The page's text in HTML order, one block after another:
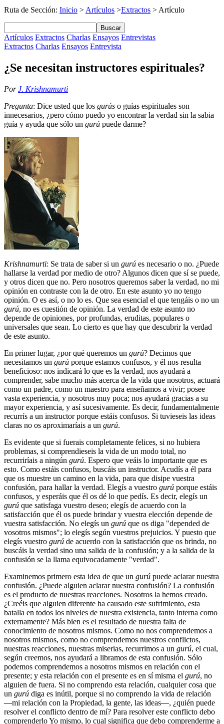
Ruta de Sección: Inicio > Artículos >Extractos > Artículo
Buscar
Artículos Extractos Charlas Ensayos Entrevistas
Extractos Charlas Ensayos Entrevista
¿Se necesitan instructores espirituales?
PorJ. Krishnamurti
Pregunta: Dice usted que los gurús o guías espirituales son
innecesarios, ¿pero cómo puedo yo encontrar la verdad sin la sabia
guía y ayuda que sólo un gurú puede darme?
Krishnamurti: Se trata de saber si un gurú es necesario o no. ¿Puede
hallarse la verdad por medio de otro? Algunos dicen que sí se puede,
y otros dicen que no. Pero nosotros queremos saber la verdad, no mi
opinión en contraste con la de otro. En este asunto yo no tengo
opinión. O es así, o no lo es. Que sea esencial el que tengáis o no un
gurú, no es cuestión de opinión. La verdad de este asunto no
depende de opiniones, por profundas, eruditas, populares o
universales que sean. Lo cierto es que hay que descubrir la verdad
de este asunto.
En primer lugar, ¿por qué queremos un gurú? Decimos que
necesitamos un gurú porque estamos confusos, y él nos resulta
beneficioso: nos indicará lo que es la verdad, nos ayudará a
comprender, sabe mucho más acerca de la vida que nosotros, actuará
como un padre, como un maestro para enseñamos a vivir; posee
vasta experiencia, y nosotros muy poca; nos ayudará gracias a su
mayor experiencia, y así sucesivamente. Es decir, fundamentalmente
recurrís a un instructor porque estáis confusos. Si tuvieseis las ideas
claras no os aproximaríais a un gurú.
Es evidente que si fuerais completamente felices, si no hubiera
problemas, si comprendieseis la vida de un modo total, no
recurriríais a ningún gurú. Espero que veáis lo importante que es
esto. Como estáis confusos, buscáis un instructor. Acudís a él para
que os muestre un camino en la vida, para que disipe vuestra
confusión, para hallar la verdad. Elegís a vuestro gurú porque estáis
confusos, y esperáis que él os dé lo que pedís. Es decir, elegís un
gurú que satisfaga vuestro deseo; elegís de acuerdo con la
satisfacción que él os puede brindar y vuestra elección depende de
vuestra satisfacción. No elegís un gurú que os diga "depended de
vosotros mismos"; lo elegís según vuestros prejuicios. Y puesto que
elegís vuestro gurú de acuerdo con la satisfacción que os brinda, no
buscáis la verdad sino una salida de la confusión; y a la salida de la
confusión se la llama equivocadamente "verdad".
Examinemos primero esta idea de que un gurú puede aclarar nuestra
confusión. ¿Puede alguien aclarar nuestra confusión? La confusión
es el producto de nuestras reacciones. Nosotros la hemos creado.
¿Creéis que alguien diferente ha causado este sufrimiento, esta
batalla en todos los niveles de nuestra existencia, tanto interna como
externamente? Más bien es el resultado de nuestra falta de
conocimiento de nosotros mismos. Como no nos comprendemos a
nosotros mismos, como no comprendemos nuestros conflictos,
nuestras reacciones, nuestras miserias, recurrimos a un gurú, el cual,
según creemos, nos ayudará a libramos de esta confusión. Sólo
podemos comprendemos a nosotros mismos en relación con el
presente; y esta relación con el presente es en sí misma el gurú, no
alguien de fuera. Si no comprendo esta relación, cualquier cosa que
un gurú diga es inútil, porque si no comprendo la vida de relación
―mi relación con la Propiedad, la gente, las ideas―, ¿quién puede
resolver el conflicto dentro de mí? Para resolver este conflicto debo
comprenderlo Yo mismo, lo cual significa que debo comprenderme a